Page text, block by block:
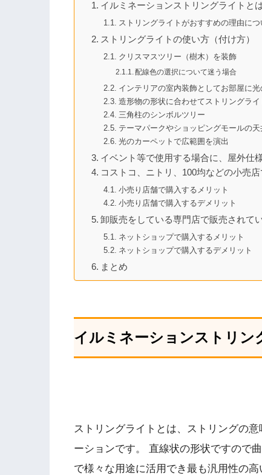
イルミネーションストリングライトと
ストリングライトがおすすめの理由につ
ストリングライトの使い方（付け方）
クリスマスツリー（樹木）を装飾
配線色の選択について迷う場合
インテリアの室内装飾としてお部屋に
造形物の形状に合わせてストリングラ
三角柱のシンボルツリー
テーマパークやショッピングモールの
光のカーペットで広範囲を演出
イベント等で使用する場合に、屋外仕
コストコ、ニトリ、100均などの小売
小売り店舗で購入するメリット
小売り店舗で購入するデメリット
卸販売をしている専門店で販売されて
ネットショップで購入するメリット
ネットショップで購入するデメリット
まとめ
イルミネーションストリン
ストリングライトとは、ストリングの
ーションです。 直線状の形状ですので
で様々な用途に活用でき最も汎用性の高